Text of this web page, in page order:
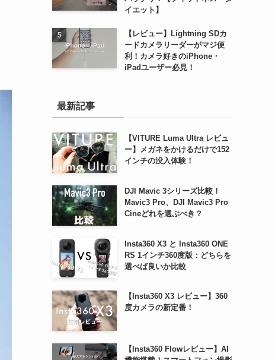
イエット】
【レビュー】Lightning SDカ
ードカメラリーダーがマジ便
利！カメラ好きのiPhone・
iPadユーザー必見！
最新記事
【VITURE Luma Ultra レビュ
ー】メガネをかけるだけで152
インチの没入体験！
DJI Mavic 3シリーズ比較！
Mavic3 Pro、DJI Mavic3 Pro
Cineどれを選ぶべき？
Insta360 X3 と Insta360 ONE
RS 1インチ360度版：どちらを
選べば良いか比較
【Insta360 X3 レビュー】360
度カメラの新定番！
【Insta360 Flowレビュー】AI